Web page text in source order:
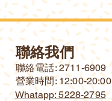
聯絡我們
​聯絡電話: 2711-6909
營業時間: 12:00-20:00
Whatapp: 5228-2795